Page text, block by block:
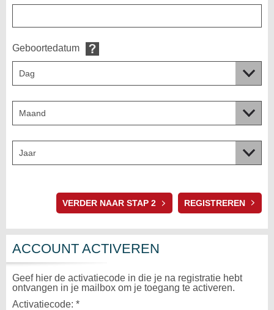
Geboortedatum
VERDER NAAR STAP 2
ACCOUNT ACTIVEREN
Geef hier de activatiecode in die je na registratie hebt
ontvangen in je mailbox om je toegang te activeren.
Activatiecode: *